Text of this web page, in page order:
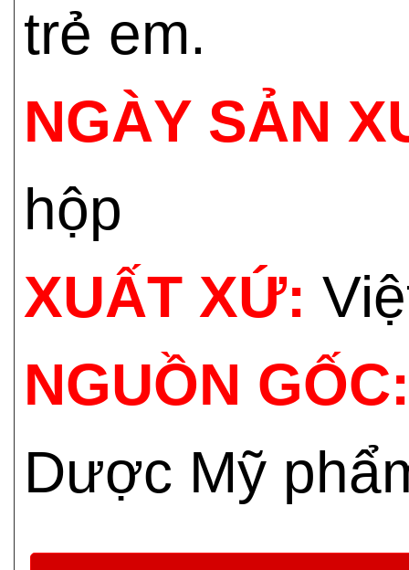
trẻ em.
NGÀY SẢN
hộp
XUẤT XỨ:
NGUỒN
Dược Mỹ